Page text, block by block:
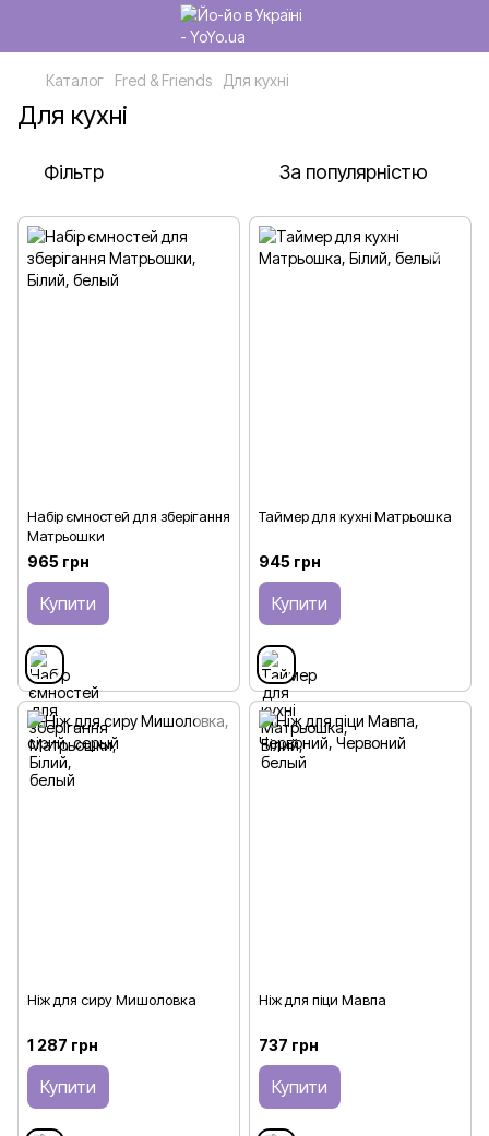
Каталог Fred & Friends Для кухні
Для кухні
Фільтр За популярністю
Набір ємностей для зберігання
Матрьошки
965 грн
Купити
Таймер для кухні Матрьошка
945 грн
Купити
Ніж для сиру Мишоловка
1 287 грн
Купити
Ніж для піци Мавпа
737 грн
Купити